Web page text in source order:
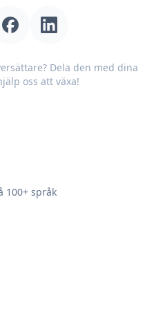
Dela den med dina
oss att växa!
100+ språk